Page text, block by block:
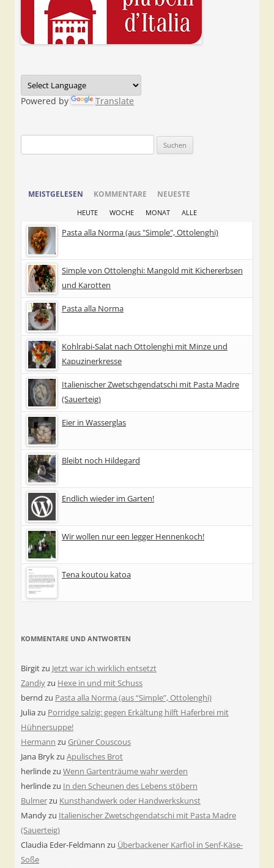
Powered by Translate
nach:
MEISTGELESEN KOMMENTARE NEUESTE
HEUTE WOCHE MONAT ALLE
Pasta alla Norma (aus "Simple", Ottolenghi)
Simple von Ottolenghi: Mangold mit Kichererbsen
und Karotten
Pasta alla Norma
Kohlrabi-Salat nach Ottolenghi mit Minze und
Kapuzinerkresse
Italienischer Zwetschgendatschi mit Pasta Madre
(Sauerteig)
Eier in Wasserglas
Bleibt noch Hildegard
Endlich wieder im Garten!
Wir wollen nur een legger Hennenkoch!
Tena koutou katoa
KOMMENTARE UND ANTWORTEN
Birgitzu Jetzt war ich wirklich entsetzt
Zandiyzu Hexe in und mit Schuss
bernd zu Pasta alla Norma (aus “Simple”, Ottolenghi)
Juliazu Porridge salzig: gegen Erkältung hilft Haferbrei mit
Hühnersuppe!
Hermann zu Grüner Couscous
Jana Brykzu Apulisches Brot
herlindezu Wenn Gartenträume wahr werden
herlindezu In den Scheunen des Lebens stöbern
Bulmerzu Kunsthandwerk oder Handwerkskunst
Mandyzu Italienischer Zwetschgendatschi mit Pasta Madre
(Sauerteig)
Claudia Eder-Feldmann zu Überbackener Karfiol in Senf-Käse-
Soße